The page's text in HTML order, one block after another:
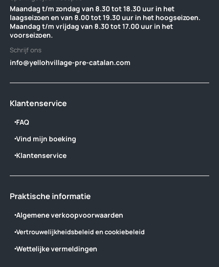
Maandag t/m zondag van 8.30 tot 18.30 uur in het
laagseizoen en van 8.00 tot 19.30 uur in het hoogseizoen.
Maandag t/m vrijdag van 8.30 tot 17.00 uur in het
voorseizoen.
Schrijf ons
info@yellohvillage-pre-catalan.com
Klantenservice
FAQ
Vind mijn boeking
Klantenservice
Praktische informatie
Algemene verkoopvoorwaarden
Vertrouwelijkheidsbeleid en cookiebeleid
Wettelijke vermeldingen